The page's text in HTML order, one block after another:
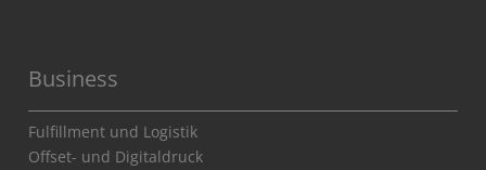
Business
Fulfillment und Logistik
Offset- und Digitaldruck